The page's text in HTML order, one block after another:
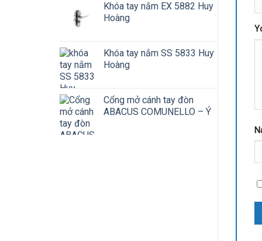
Khóa tay nắm EX 5882 Huy
Hoàng
Khóa tay nắm SS 5833 Huy
Hoàng
Cổng mở cánh tay đòn
ABACUS COMUNELLO – Ý